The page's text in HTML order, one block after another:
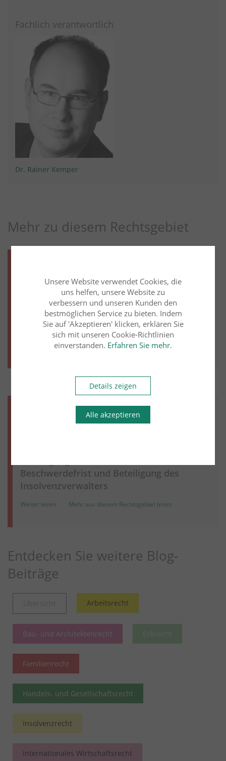
Fachlich verantwortlich
Dr. Rainer Kemper
Mehr zu diesem Rechtsgebiet
Dr. Rainer KemperLehrbeauftragter Uni Münster u.
Abstammungsrecht - Anknüpfung der
Vorfrage "Bestand der Ehe" im
Abstammungsstatut
Weiter lesen Mehr aus diesem Rechtsgebiet lesen
Dr. Rainer KemperLehrbeauftragter Uni Münster u.
Beschwerdefrist und Beteiligung des
Insolvenzverwalters
Weiter lesen Mehr aus diesem Rechtsgebiet lesen
Entdecken Sie weitere Blog-
Beiträge
Arbeitsrecht
Bau- und Architektenrecht
Familienrecht
Handels- und Gesellschaftsrecht
Insolvenzrecht
Internationales Wirtschaftsrecht
Unsere Website verwendet Cookies, die
uns helfen, unsere Website zu
verbessern und unseren Kunden den
bestmöglichen Service zu bieten. Indem
Sie auf 'Akzeptieren' klicken, erklären Sie
sich mit unseren Cookie-Richtlinien
einverstanden. Erfahren Sie mehr.
Details zeigen
Alle akzeptieren